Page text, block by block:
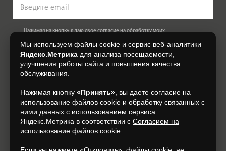
Нажимая на кнопку, я даю свое согласие на обработку моих
Согласии на обработку персональных данных.
+7 (4812) 548-777
Мы используем файлы cookie и сервис веб-аналитики
Яндекс.Метрика для анализа посещаемости,
улучшения работы сайта и повышения качества
обслуживания.
Нажимая кнопку «Принять» , вы даете согласие на
использование файлов cookie и обработку связанных с
ними данных с использованием сервиса
Яндекс.Метрика в соответствии с Согласием на
использование файлов cookie